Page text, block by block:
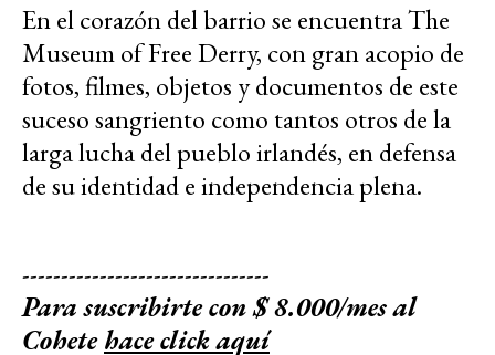
En el corazón del barrio se encuentra The
Museum of Free Derry, con gran acopio de
fotos, filmes, objetos y documentos de este
suceso sangriento como tantos otros de la
larga lucha del pueblo irlandés, en defensa
de su identidad e independencia plena.
--------------------------------
Para suscribirte con $ 8.000/mes al
Cohetehace click aquí